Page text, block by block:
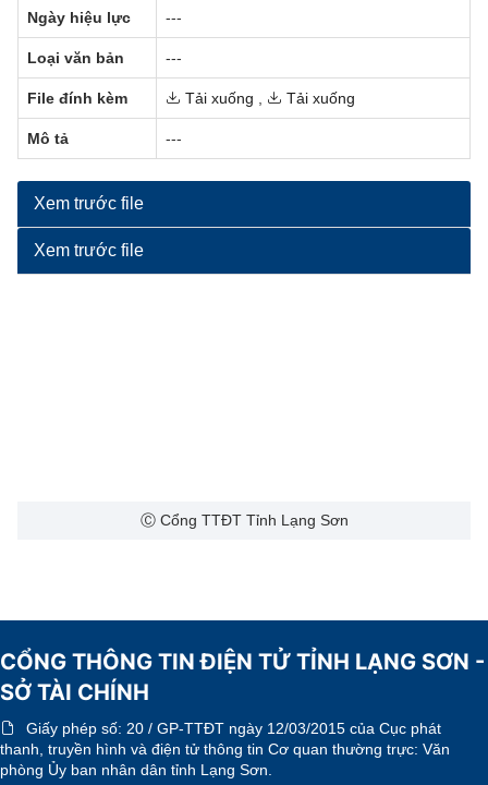
Ngày hiệu lực ---
Loại văn bản ---
File đính kèm Tải xuống Tải xuống
Mô tả ---
Xem trước file
Xem trước file
Ⓒ Cổng TTĐT Tỉnh Lạng Sơn
CỔNG THÔNG TIN ĐIỆN TỬ TỈNH LẠNG SƠN -
SỞ TÀI CHÍNH
Giấy phép số: 20 / GP-TTĐT ngày 12/03/2015 của Cục phát
thanh, truyền hình và điện tử thông tin Cơ quan thường trực: Văn
phòng Ủy ban nhân dân tỉnh Lạng Sơn.